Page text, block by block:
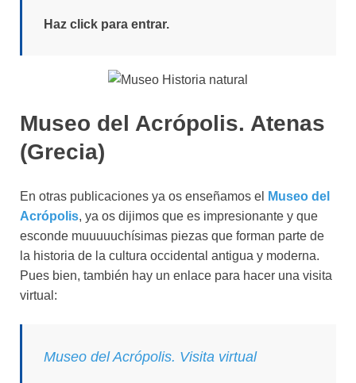
Haz click para entrar.
Museo del Acrópolis. Atenas
(Grecia)
En otras publicaciones ya os enseñamos el
Museo del
Acrópolis, ya os dijimos que es impresionante y que
esconde muuuuuchísimas piezas que forman parte de
la historia de la cultura occidental antigua y moderna.
Pues bien, también hay un enlace para hacer una visita
virtual:
Museo del Acrópolis. Visita virtual